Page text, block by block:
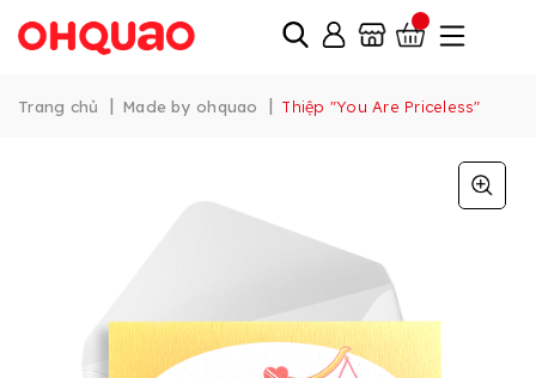
Trang chủ | Made by ohquao | Thiệp "You Are Priceless"